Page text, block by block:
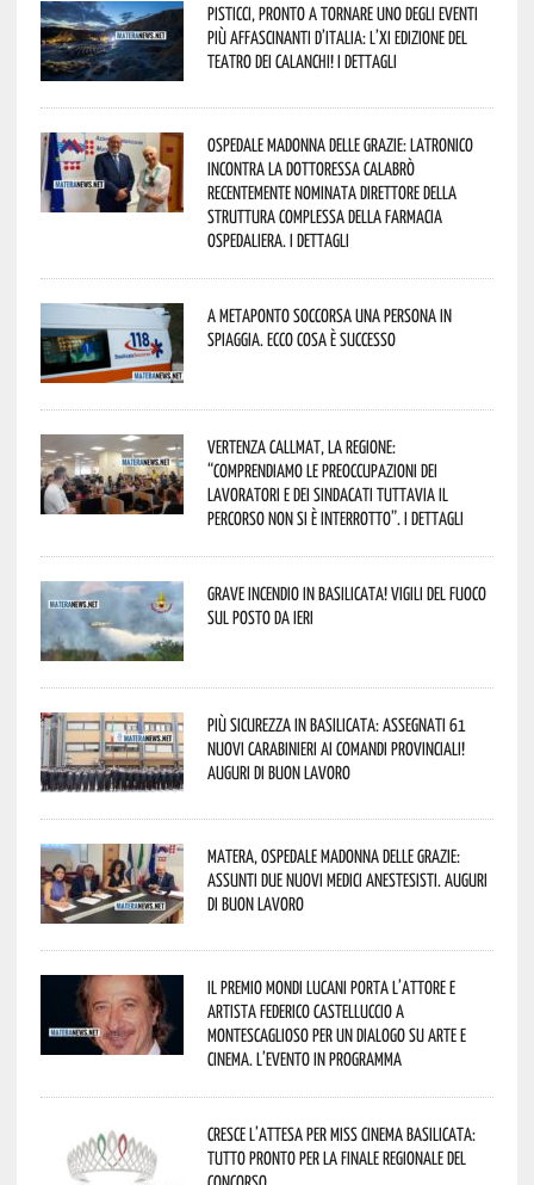
Pisticci, pronto a tornare uno degli eventi
più affascinanti d’Italia: l’XI edizione del
Teatro dei Calanchi! I dettagli
Ospedale Madonna delle Grazie: Latronico
incontra la dottoressa Calabrò
recentemente nominata Direttore della
Struttura Complessa della Farmacia
Ospedaliera. I dettagli
A Metaponto soccorsa una persona in
spiaggia. Ecco cosa è successo
Vertenza CallMat, la Regione:
“comprendiamo le preoccupazioni dei
lavoratori e dei sindacati tuttavia il
percorso non si è interrotto”. I dettagli
Grave incendio in Basilicata! Vigili del fuoco
sul posto da ieri
Più sicurezza in Basilicata: assegnati 61
nuovi Carabinieri ai Comandi provinciali!
Auguri di buon lavoro
Matera, Ospedale Madonna delle Grazie:
assunti due nuovi medici anestesisti. Auguri
di buon lavoro
Il Premio Mondi Lucani porta l’attore e
artista Federico Castelluccio a
Montescaglioso per un dialogo su arte e
cinema. L’evento in programma
Cresce l’attesa per Miss Cinema Basilicata:
tutto pronto per la finale regionale del